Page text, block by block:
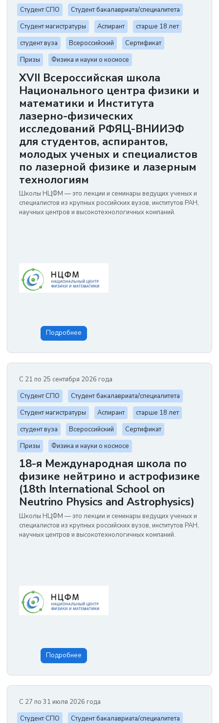
Студент СПО
Студент бакалавриата/специалитета
Студент магистратуры
Аспирант
старше 18 лет
студент вуза
Всероссийский
Сертификат
Призы
Физика и науки о космосе
XVII Всероссийская школа
Национального центра физики и
математики и Института
лазерно-физических
исследований РФЯЦ-ВНИИЭФ
для студентов, аспирантов,
молодых ученых и специалистов
по лазерной физике и лазерным
технологиям
Школы НЦФМ — это лекции и семинары ведущих ученых и
специалистов из крупных российских вузов, институтов РАН,
научных центров и высокотехнологичных компаний.
Подробнее
С 21 по 25 сентября 2026 года
Студент СПО
Студент бакалавриата/специалитета
Студент магистратуры
Аспирант
старше 18 лет
студент вуза
Всероссийский
Сертификат
Призы
Физика и науки о космосе
18-я Международная школа по
физике нейтрино и астрофизике
(18th International School on
Neutrino Physics and Astrophysics)
Школы НЦФМ — это лекции и семинары ведущих ученых и
специалистов из крупных российских вузов, институтов РАН,
научных центров и высокотехнологичных компаний.
Подробнее
С 27 по 31 июля 2026 года
Студент СПО
Студент бакалавриата/специалитета